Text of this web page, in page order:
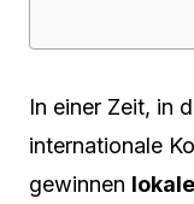
In einer Zeit, in
internationale
gewinnen